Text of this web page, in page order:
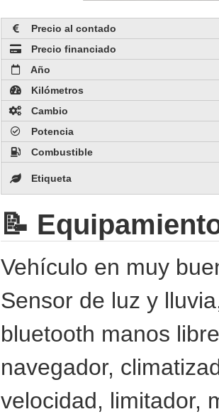
Precio al contado
Precio financiado
Año
Kilómetros
Cambio
Potencia
Combustible
Etiqueta
📝
Vehículo en muy
Sensor de luz y
bluetooth manos
navegador,
velocidad, limitador,